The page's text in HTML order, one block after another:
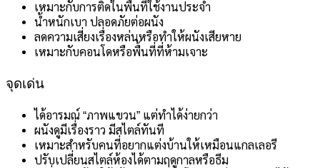
เหมาะกับการติดในพื้นที่ใช้งานประจำ
น้ำหนักเบา ปลอดภัยต่อผนัง
ลดความเสี่ยงเรื่องหล่นหรือทำให้ผนังเสียหาย
เหมาะกับคอนโดหรือพื้นที่ที่ห้ามเจาะ
จุดเด่น
ได้อารมณ์ “ภาพแขวน” แต่ทำได้ง่ายกว่า
ผนังดูมีเรื่องราว มีสไตล์ทันที
เหมาะสำหรับคนที่อยากแต่งบ้านให้เหมือนแกลเลอรี
ปรับเปลี่ยนสไตล์ห้องได้ตามฤดูกาลหรือธีม